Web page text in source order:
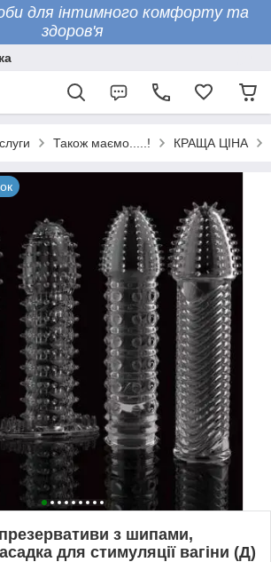
для інтимного комфорту та
здоров'я
Також маємо.....! КРАЩА ЦІНА
з шипами,
для стимуляції вагіни (Д)